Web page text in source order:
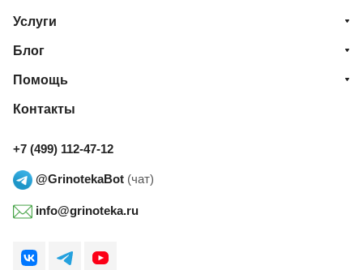
Услуги
Блог
Помощь
Контакты
+7 (499) 112-47-12
@GrinotekaBot (чат)
info@grinoteka.ru